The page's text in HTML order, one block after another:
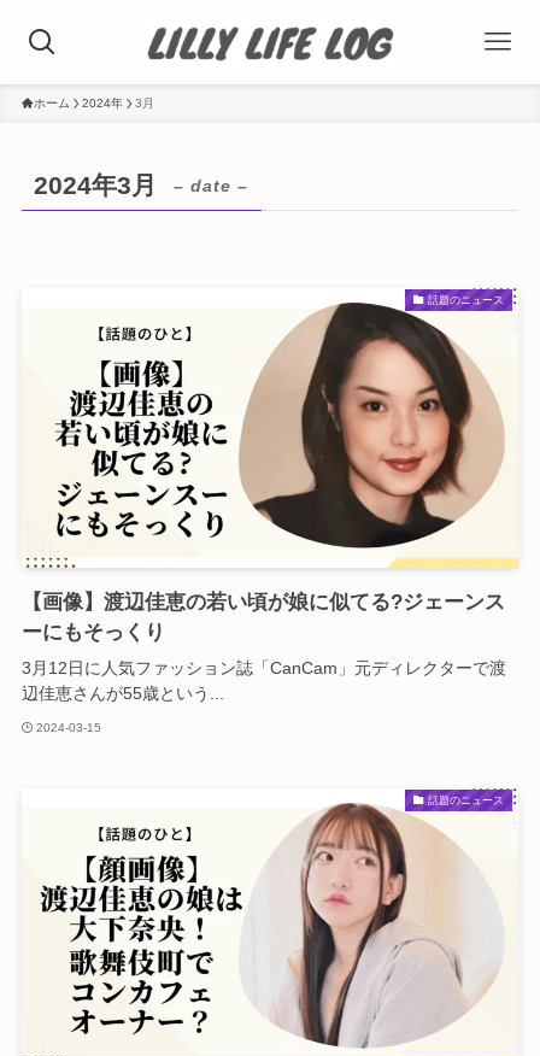
ホーム 2024年 3月
2024年3月 – date –
話題のニュース
【画像】渡辺佳恵の若い頃が娘に似てる?ジェーンス
ーにもそっくり
3月12日に人気ファッション誌「CanCam」元ディレクターで渡
辺佳恵さんが55歳という...
2024-03-15
話題のニュース